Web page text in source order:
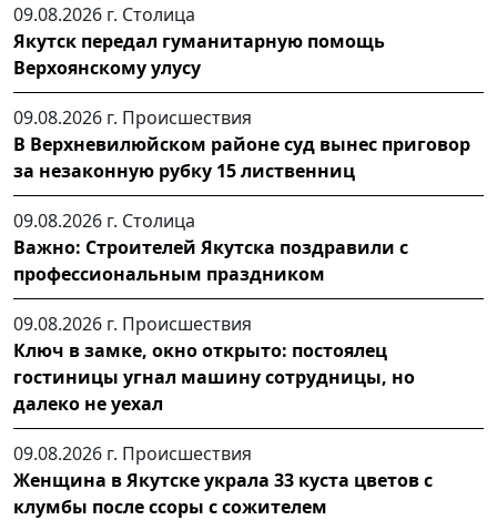
09.08.2026 г. Столица
Якутск передал гуманитарную помощь
Верхоянскому улусу
09.08.2026 г. Происшествия
В Верхневилюйском районе суд вынес приговор
за незаконную рубку 15 лиственниц
09.08.2026 г. Столица
Важно: Строителей Якутска поздравили с
профессиональным праздником
09.08.2026 г. Происшествия
Ключ в замке, окно открыто: постоялец
гостиницы угнал машину сотрудницы, но
далеко не уехал
09.08.2026 г. Происшествия
Женщина в Якутске украла 33 куста цветов с
клумбы после ссоры с сожителем